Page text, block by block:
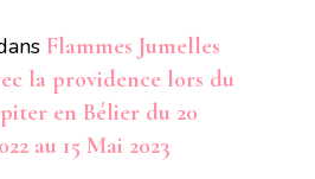
Flammes Jumelles
la providence lors du
en Bélier du 20
au 15 Mai 2023